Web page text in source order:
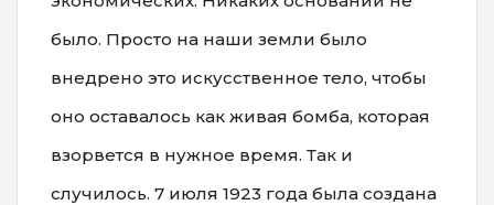
было. Просто на наши земли было
внедрено это искусственное тело, чтобы
оно оставалось как живая бомба, которая
взорвется в нужное время. Так и
случилось. 7 июля 1923 года была создана